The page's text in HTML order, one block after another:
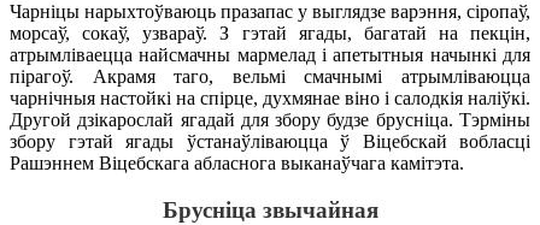
Чарніцы нарыхтоўваюць празапас у выглядзе варэння, сіропаў,
морсаў, сокаў, узвараў. З гэтай ягады, багатай на пекцін,
атрымліваецца найсмачны мармелад і апетытныя начынкі для
пірагоў. Акрамя таго, вельмі смачнымі атрымліваюцца
чарнічныя настойкі на спірце, духмянае віно і салодкія наліўкі.
Другой дзікарослай ягадай для збору будзе брусніца. Тэрміны
збору гэтай ягады ўстанаўліваюцца ў Віцебскай вобласці
Рашэннем Віцебскага абласнога выканаўчага камітэта.
Брусніца звычайная